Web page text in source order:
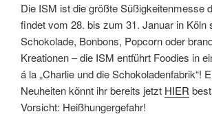
Die ISM ist die größte Süßigkeitenmesse
findet vom 28. bis zum 31. Januar in Köln
Schokolade, Bonbons, Popcorn oder
Kreationen – die ISM entführt Foodies in
á la „Charlie und die Schokoladenfabrik“!
Neuheiten könnt ihr bereits jetzt HIER
Vorsicht: Heißhungergefahr!